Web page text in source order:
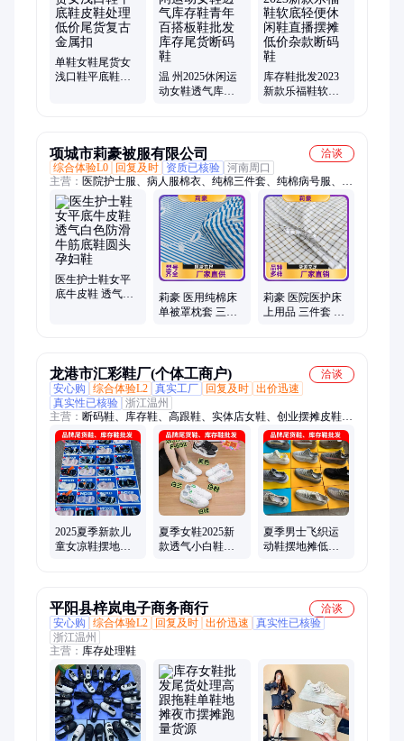
鞋、公主鞋、休闲鞋、库存鞋、摆摊凉鞋、透气板鞋、学生板鞋
单鞋女鞋尾货女
浅口鞋平底鞋皮
温 州2025休闲运
动女鞋透气库存
库存鞋批发2023
新款乐福鞋软底
项城市莉豪被服有限公司
洽谈
综合体验L0
回复及时 资质已核验 河南周口
主营： 医院护士服、病人服棉衣、纯棉三件套、纯棉病号服、医
师服套装、病人服装医院、纯棉床单被套、被子床单纯棉、医院
床单被套、手术衣、手术包布、护士鞋
医生护士鞋女平
底牛皮鞋 透气白
莉豪 医用纯棉床
单被罩枕套 三件
莉豪 医院医护床
上用品 三件套 精
龙港市汇彩鞋厂(个体工商户)
洽谈
安心购
综合体验L2 真实工厂 回复及时 出价迅速
真实性已核验 浙江温州
主营： 断码鞋、库存鞋、高跟鞋、实体店女鞋、创业摆摊皮鞋、
外贸低价货源女鞋、尾货鞋男女休闲鞋、地摊鞋、平底板鞋、运
动外贸鞋、断码处理鞋、外贸处理鞋、男士运动鞋、学生休闲
鞋、运动处理鞋、小白鞋处理鞋、地摊跨境尾货鞋、摆摊处理运
动鞋、尾货男士运动鞋、库存尾货鞋杂款、低价处理库存杂款
鞋、四季款库存尾货鞋、外贸原单尾货鞋、品牌尾货鞋
2025夏季新款儿
童女凉鞋摆地摊
夏季女鞋2025新
款透气小白鞋女
夏季男士飞织运
动鞋摆地摊低价
平阳县梓岚电子商务商行
洽谈
安心购
综合体验L2 回复及时 出价迅速
真实性已核验
浙江温州
主营： 库存处理鞋